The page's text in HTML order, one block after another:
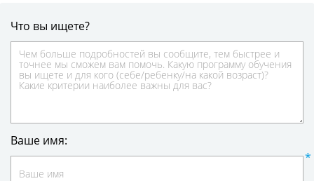
Что вы ищете?
Ваше имя: